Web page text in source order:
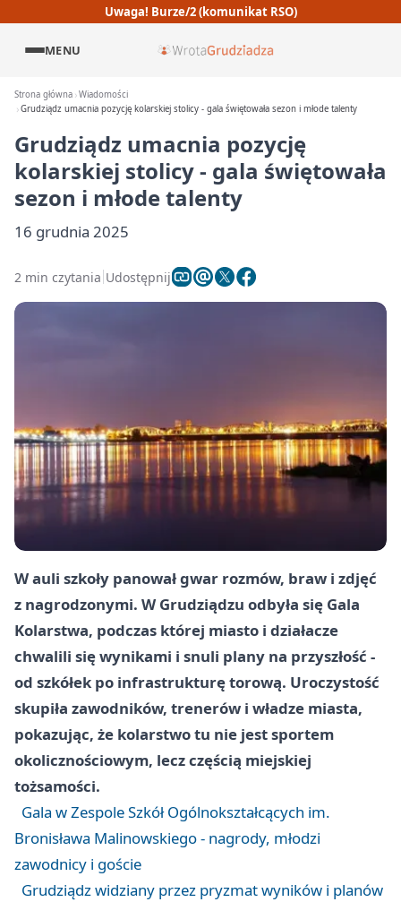
Uwaga! Burze/2 (komunikat RSO)
MENU
Strona główna Wiadomości
Grudziądz umacnia pozycję kolarskiej stolicy - gala świętowała sezon i młode talenty
Grudziądz umacnia pozycję
kolarskiej stolicy - gala świętowała
sezon i młode talenty
16 grudnia 2025
2 min czytania Udostępnij
W auli szkoły panował gwar rozmów, braw i zdjęć
z nagrodzonymi. W Grudziądzu odbyła się Gala
Kolarstwa, podczas której miasto i działacze
chwalili się wynikami i snuli plany na przyszłość -
od szkółek po infrastrukturę torową. Uroczystość
skupiła zawodników, trenerów i władze miasta,
pokazując, że kolarstwo tu nie jest sportem
okolicznościowym, lecz częścią miejskiej
tożsamości.
Gala w Zespole Szkół Ogólnokształcących im.
Bronisława Malinowskiego - nagrody, młodzi
zawodnicy i goście
Grudziądz widziany przez pryzmat wyników i planów